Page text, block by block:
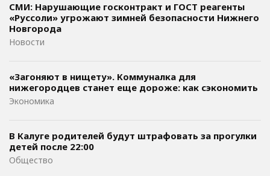
СМИ: Нарушающие госконтракт и ГОСТ реагенты
«Руссоли» угрожают зимней безопасности Нижнего
Новгорода
Новости
«Загоняют в нищету». Коммуналка для
нижегородцев станет еще дороже: как сэкономить
Экономика
В Калуге родителей будут штрафовать за прогулки
детей после 22:00
Общество